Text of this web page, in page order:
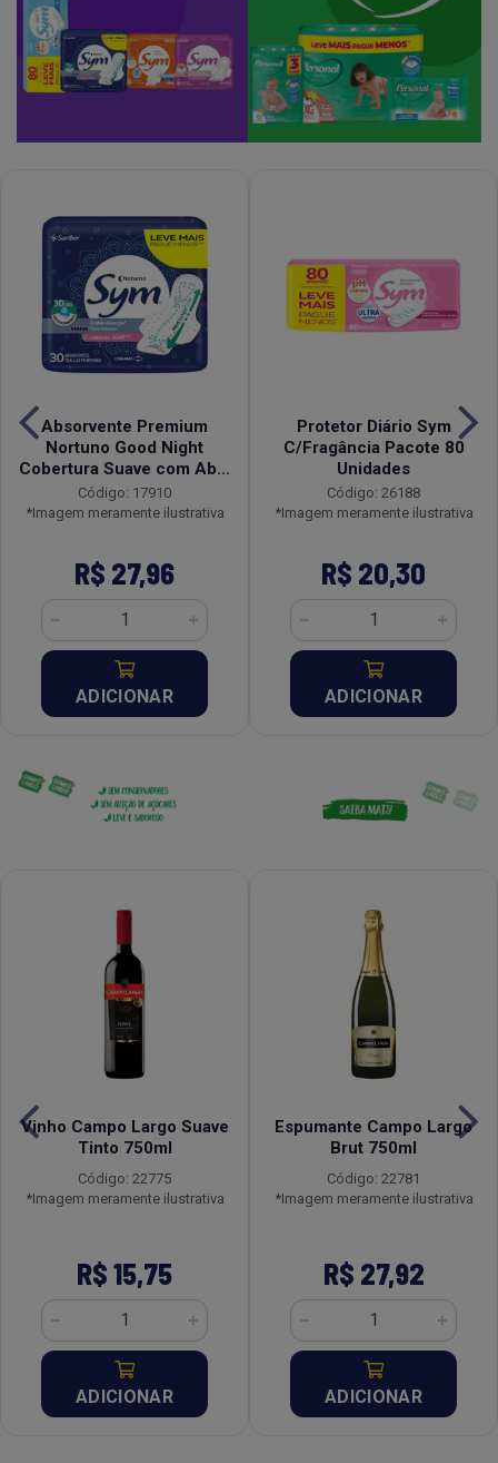
Absorvente Premium
Nortuno Good Night
Cobertura Suave com Ab...
Código: 17910
*Imagem meramente ilustrativa
R$ 27,96
ADICIONAR
Protetor Diário Sym
C/Fragância Pacote 80
Unidades
Código: 26188
*Imagem meramente ilustrativa
R$ 20,30
ADICIONAR
Vinho Campo Largo Suave
Tinto 750ml
Código: 22775
*Imagem meramente ilustrativa
R$ 15,75
ADICIONAR
Espumante Campo Largo
Brut 750ml
Código: 22781
*Imagem meramente ilustrativa
R$ 27,92
ADICIONAR